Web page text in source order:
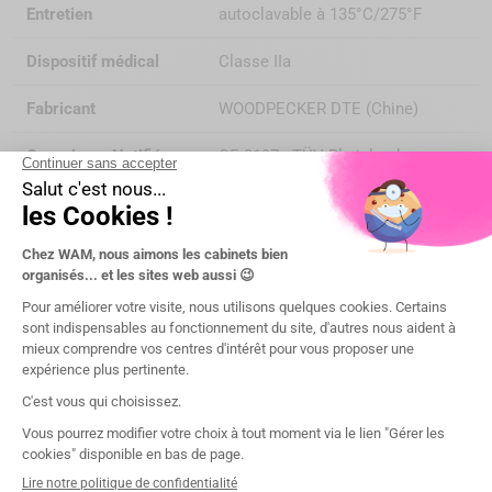
Entretien autoclavable à 135°C/275°F
Dispositif médical Classe IIa
Fabricant WOODPECKER DTE (Chine)
Organisme Notifié CE 0197 - TÜV Rheinland
Compatibilité
DTE®/SATELEC®
Boîte de 1
Catégorie d'acte Parodontologie/hygiène
Type d'acte
Vous aimerez aussi